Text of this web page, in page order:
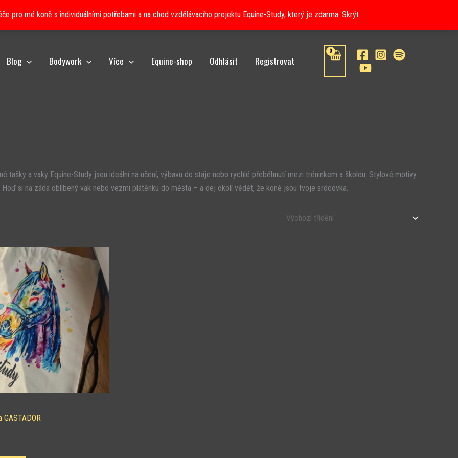
pro mé koně s individuálními potřebami a na chod vzdělávacího projektu Equine-Study, který je zdarma. Skrýt
Blog Bodywork Více Equine-shop Odhlásit Registrovat
tašky a vaky Equine-Study jsou ideální na učení, výbavu do stáje nebo rychlé přeběhnutí mezi tréninkem a školou. Stylové motivy
si na záda oblíbený vak nebo vezmi plátěnku do města – a dej okolí vědět, že koně jsou tvoje srdcovka.
GASTADOR